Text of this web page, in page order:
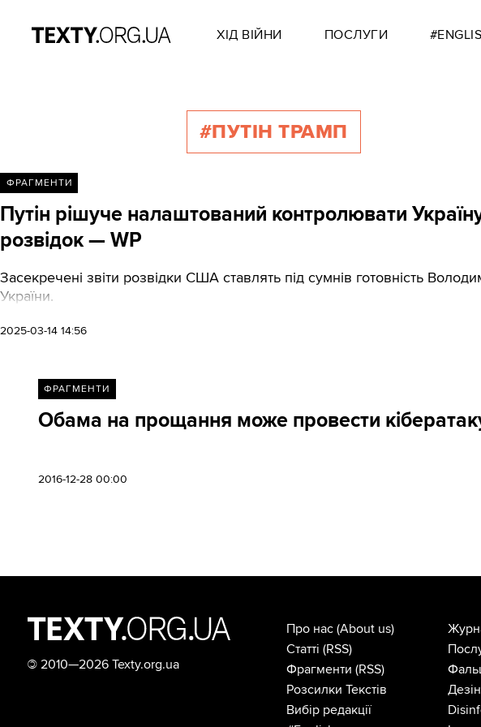
ХІД ВІЙНИ ПОСЛУГИ
#ПУТІН ТРАМП
ФРАГМЕНТИ
Путін рішуче налаштований контролювати
розвідок — WP
Засекречені звіти розвідки США ставлять під сумнів готовність
України.
2025-03-14 14:56
ФРАГМЕНТИ
Обама на прощання може провести
2016-12-28 00:00
© 2010—2026 Texty.org.ua
Про нас (About us)
Статті (RSS)
Фрагменти (RSS)
Розсилки Текстів
Вибір редакції